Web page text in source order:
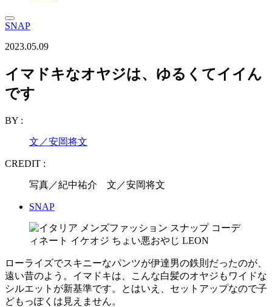
SNAP
2023.05.09
イマドキなオヤジは、ゆるくてイイん
です
BY :
文／安岡将文
CREDIT :
写真／紀中祐介 文／安岡将文
SNAP
ローライズでスキニーなパンツが伊達男の鉄則だったのが、
遠い昔のよう。イマドキは、こんな白髪のオヤジもワイドな
シルエットが新基準です。とはいえ、セットアップなので子
どもっぽくは見えません。